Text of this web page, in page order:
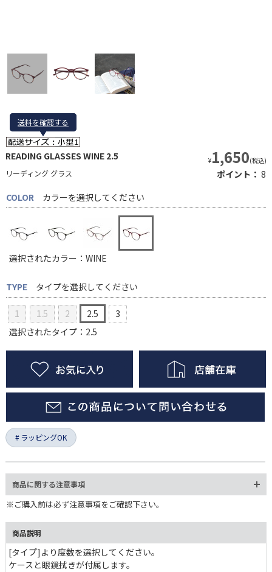
送料を確認する
送料を確認する
READING GLASSES WINE 2.5
リーディング グラス
¥1,650(税込)
ポイント： 8
COLOR
カラーを選択してください
選択されたカラー：WINE
TYPE タイプを選択してください
1 1.5 2 2.5
3
選択されたタイプ：2.5
ラッピングOK
商品に関する注意事項
※ご購入前は必ず注意事項をご確認下さい。
商品説明
[タイプ]より度数を選択してください。
ケースと眼鏡拭きが付属します。